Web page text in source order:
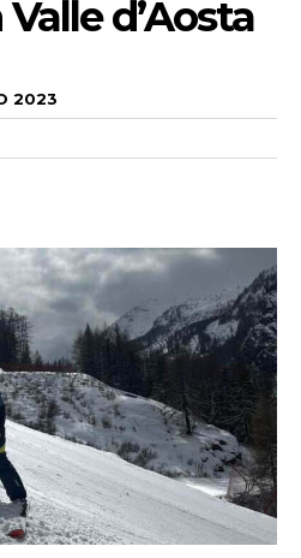
d’Aosta
2023